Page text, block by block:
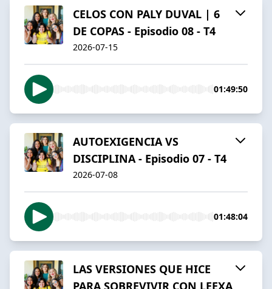
CELOS CON PALY DUVAL | 6
DE COPAS - Episodio 08 - T4
2026-07-15
01:49:50
AUTOEXIGENCIA VS
DISCIPLINA - Episodio 07 - T4
2026-07-08
01:48:04
LAS VERSIONES QUE HICE
PARA SOBREVIVIR CON LEEXA